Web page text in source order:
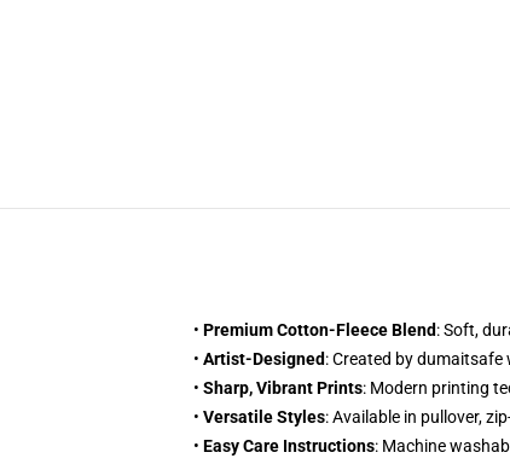
• Premium Cotton-Fleece Blend: Soft,
• Artist-Designed: Created by
• Sharp, Vibrant Prints: Modern printing
• Versatile Styles: Available in pullover,
• Easy Care Instructions: Machine